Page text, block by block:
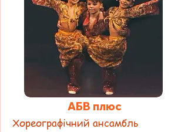
АБВ плюс
Хореографічний ансамбль